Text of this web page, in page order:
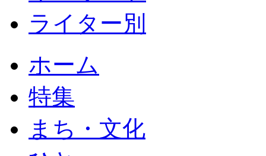
ライター別
ホーム
特集
まち・文化